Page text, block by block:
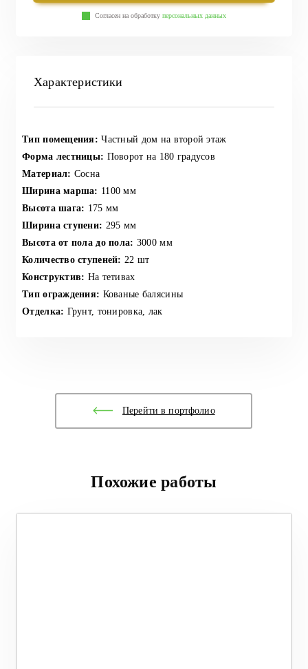
Характеристики
Тип помещения: Частный дом на второй этаж
Форма лестницы: Поворот на 180 градусов
Материал: Сосна
Ширина марша: 1100 мм
Высота шага: 175 мм
Ширина ступени: 295 мм
Высота от пола до пола: 3000 мм
Количество ступеней: 22 шт
Конструктив: На тетивах
Тип ограждения: Кованые балясины
Отделка: Грунт, тонировка, лак
Перейти в портфолио
Согласен на обработку персональных данных
Похожие работы